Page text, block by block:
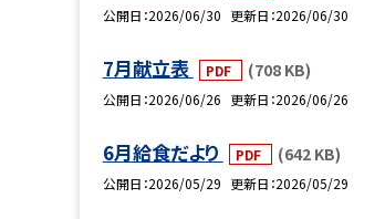
公開日 2026/06/30 更新日 2026/06/30
7月献立表 PDF (708 KB)
公開日 2026/06/26 更新日 2026/06/26
6月給食だより PDF (642 KB)
公開日 2026/05/29 更新日 2026/05/29